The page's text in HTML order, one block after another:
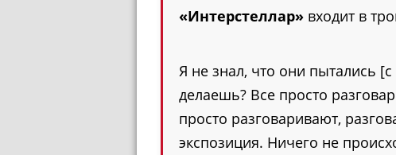
«Интерстеллар» входит в
Я не знал, что они пытались [с
делаешь? Все просто
просто разговаривают,
экспозиция. Ничего не